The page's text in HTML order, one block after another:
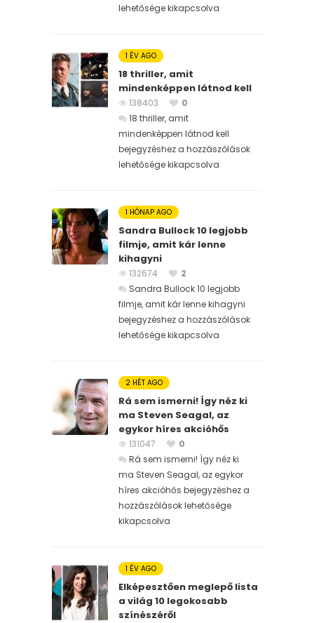
lehetősége kikapcsolva
1 ÉV AGO
18 thriller, amit
mindenképpen látnod kell
138403
0
18 thriller, amit
mindenképpen látnod kell
bejegyzéshez a hozzászólások
lehetősége kikapcsolva
1 HÓNAP AGO
Sandra Bullock 10 legjobb
filmje, amit kár lenne
kihagyni
132674
2
Sandra Bullock 10 legjobb
filmje, amit kár lenne kihagyni
bejegyzéshez a hozzászólások
lehetősége kikapcsolva
2 HÉT AGO
Rá sem ismerni! Így néz ki
ma Steven Seagal, az
egykor híres akcióhős
131047
0
Rá sem ismerni! Így néz ki
ma Steven Seagal, az egykor
híres akcióhős bejegyzéshez a
hozzászólások lehetősége
kikapcsolva
1 ÉV AGO
Elképesztően meglepő lista
a világ 10 legokosabb
színészéről